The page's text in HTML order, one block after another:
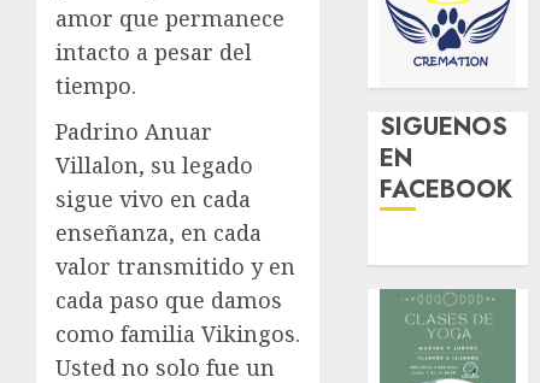
amor que permanece
intacto a pesar del
tiempo.
Padrino Anuar
Villalon, su legado
sigue vivo en cada
enseñanza, en cada
valor transmitido y en
cada paso que damos
como familia Vikingos.
Usted no solo fue un
SIGUENOS
EN
FACEBOOK